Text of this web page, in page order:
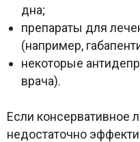
дна;
препараты для
(например,
некоторые
врача).
Если консервативное
недостаточно